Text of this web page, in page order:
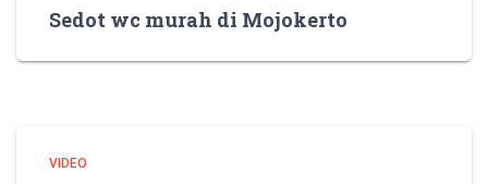
Sedot wc murah di Mojokerto
VIDEO